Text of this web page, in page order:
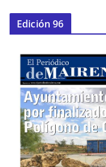
Edición 96